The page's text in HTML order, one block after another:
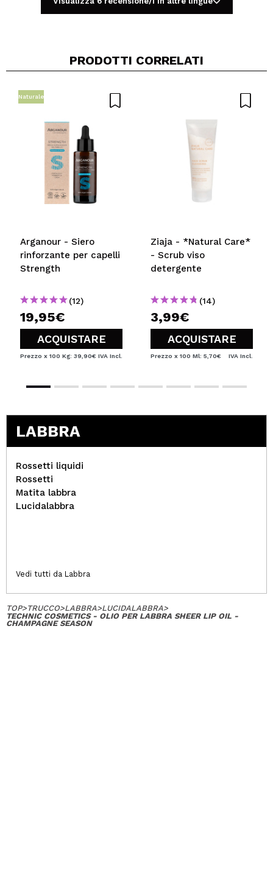
Condividi un video o una foto
PRODOTTI CORRELATI
Naturale
Arganour - Siero
rinforzante per capelli
Strength
(12)
19,95€
ACQUISTARE
Prezzo x 100 Kg: 39,90€ IVA Incl.
Ziaja - *Natural Care*
- Scrub viso
detergente
(14)
3,99€
ACQUISTARE
Prezzo x 100 Ml: 5,70€ IVA Incl.
LABBRA
Rossetti liquidi
Rossetti
Matita labbra
Lucidalabbra
Vedi tutti da Labbra
TOP>TRUCCO>LABBRA>LUCIDALABBRA>
TECHNIC COSMETICS - OLIO PER LABBRA SHEER LIP OIL -
CHAMPAGNE SEASON